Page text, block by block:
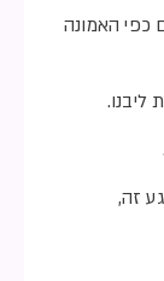
כפי האמונה
ליבנו.
זה,